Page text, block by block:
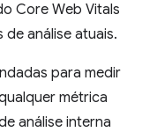
Core Web Vitals
análise atuais.
para medir
métrica
análise interna